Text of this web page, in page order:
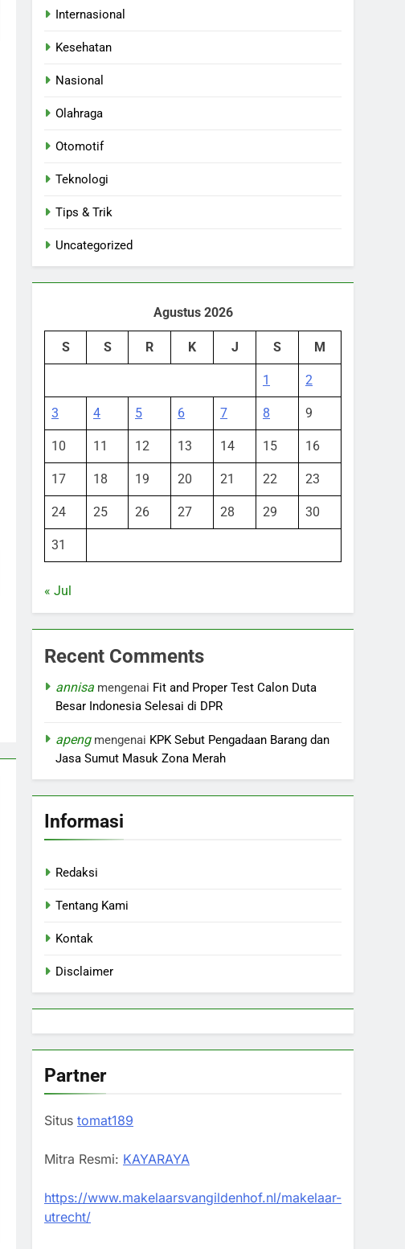
Internasional
Kesehatan
Nasional
Olahraga
Otomotif
Teknologi
Tips & Trik
Uncategorized
Agustus 2026
S S R K J S M
1 2
3 4 5 6 7 8 9
10 11 12 13 14 15 16
17 18 19 20 21 22 23
24 25 26 27 28 29 30
31
« Jul
Recent Comments
annisa mengenai Fit and Proper Test Calon Duta
Besar Indonesia Selesai di DPR
apengmengenai KPK Sebut Pengadaan Barang dan
Jasa Sumut Masuk Zona Merah
Informasi
Redaksi
Tentang Kami
Kontak
Disclaimer
Partner
Situs tomat189
Mitra Resmi: KAYARAYA
https://www.makelaarsvangildenhof.nl/makelaar-
utrecht/